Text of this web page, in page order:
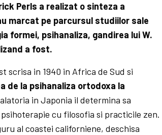
Perls a realizat o sinteza a
marcat pe parcursul studiilor sale
formei, psihanaliza, gandirea lui W.
a fost.
scrisa in 1940 in Africa de Sud si
de la psihanaliza ortodoxa la
in Japonia il determina sa
cu filosofia si practicile zen.
al coastei californiene, deschisa